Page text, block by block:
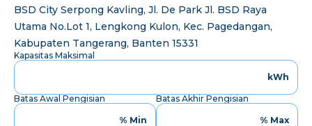
BSD City Serpong Kavling, Jl. De Park Jl. BSD Raya
Utama No.Lot 1, Lengkong Kulon, Kec. Pagedangan,
Kabupaten Tangerang, Banten 15331
Kapasitas Maksimal
kWh
Batas Awal Pengisian
% Min
Batas Akhir Pengisian
% Max